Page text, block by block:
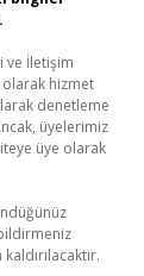
ve İletişim
olarak hizmet
denetleme
üyelerimiz
üye olarak